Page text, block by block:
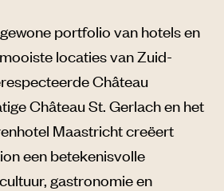
portfolio van hotels en
locaties van Zuid-
Château
Château St. Gerlach en het
Maastricht creëert
een betekenisvolle
gastronomie en